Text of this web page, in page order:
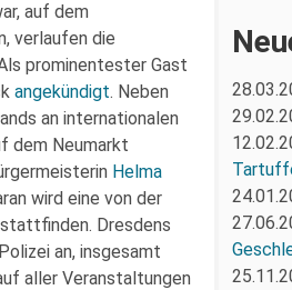
auf dem
verlaufen die
prominentester Gast
angekündigt. Neben
an internationalen
dem Neumarkt
Helma
wird eine von der
stattfinden. Dresdens
an, insgesamt
aller Veranstaltungen